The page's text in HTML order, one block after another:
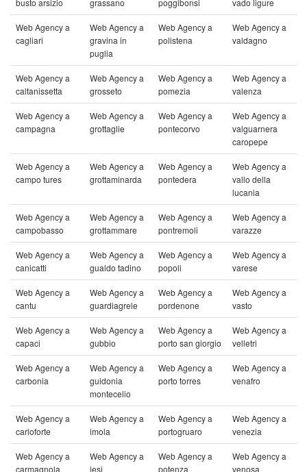
busto arsizio grassano poggibonsi vado ligure
Web Agency a
cagliari
Web Agency a
gravina in
puglia
Web Agency a
polistena
Web Agency a
valdagno
Web Agency a
caltanissetta
Web Agency a
grosseto
Web Agency a
pomezia
Web Agency a
valenza
Web Agency a
campagna
Web Agency a
grottaglie
Web Agency a
pontecorvo
Web Agency a
valguarnera
caropepe
Web Agency a
campo tures
Web Agency a
grottaminarda
Web Agency a
pontedera
Web Agency a
vallo della
lucania
Web Agency a
campobasso
Web Agency a
grottammare
Web Agency a
pontremoli
Web Agency a
varazze
Web Agency a
canicatti
Web Agency a
gualdo tadino
Web Agency a
popoli
Web Agency a
varese
Web Agency a
cantu
Web Agency a
guardiagrele
Web Agency a
pordenone
Web Agency a
vasto
Web Agency a
capaci
Web Agency a
gubbio
Web Agency a
porto san giorgio
Web Agency a
velletri
Web Agency a
carbonia
Web Agency a
guidonia
montecelio
Web Agency a
porto torres
Web Agency a
venafro
Web Agency a
carloforte
Web Agency a
imola
Web Agency a
portogruaro
Web Agency a
venezia
Web Agency a
carmagnola
Web Agency a
jesi
Web Agency a
potenza
Web Agency a
venosa